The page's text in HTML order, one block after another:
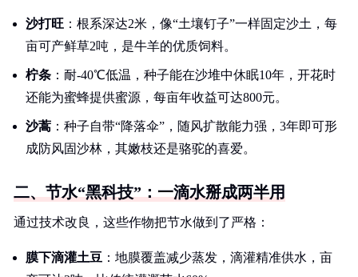
沙打旺 ：根系深达2米，像“土壤钉子”一样固定沙土，每
亩可产鲜草2吨，是牛羊的优质饲料。
柠条 ：耐-40℃低温，种子能在沙堆中休眠10年，开花时
还能为蜜蜂提供蜜源，每亩年收益可达800元。
沙蒿 ：种子自带“降落伞”，随风扩散能力强，3年即可形
成防风固沙林，其嫩枝还是骆驼的喜爱。
二、节水“黑科技”：一滴水掰成两半用
通过技术改良，这些作物把节水做到了严格：
膜下滴灌土豆 ：地膜覆盖减少蒸发，滴灌精准供水，亩